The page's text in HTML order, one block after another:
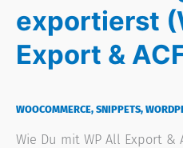
exportierst
Export &
WOOCOMMERCE, SNIPPETS,
Wie Du mit WP All Export &